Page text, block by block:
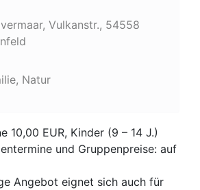
Vulkanstr., 54558
Natur
10,00 EUR, Kinder (9 – 14 J.)
und Gruppenpreise: auf
Angebot eignet sich auch für